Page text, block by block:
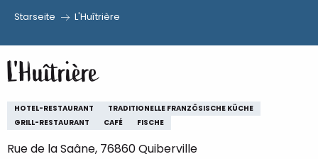
au
contenu
principal
Starseite L'Huîtrière
L'Huîtrière
HOTEL-RESTAURANT
TRADITIONELLE FRANZÖSISCHE KÜCHE
GRILL-RESTAURANT
CAFÉ FISCHE
Rue de la Saâne, 76860 Quiberville